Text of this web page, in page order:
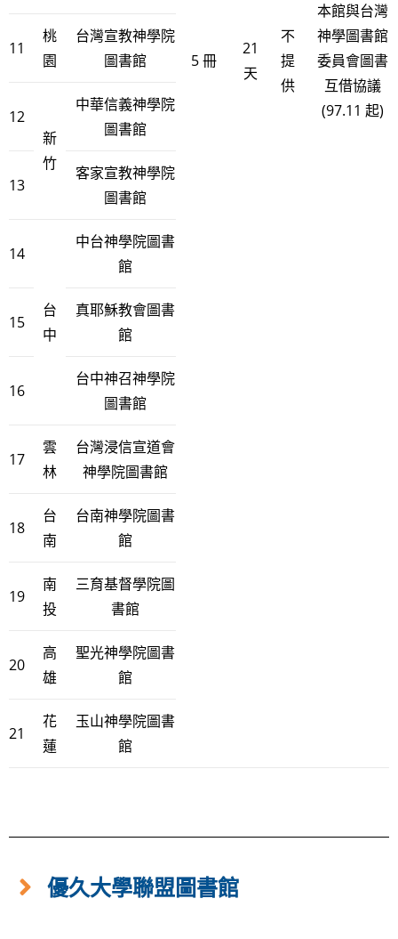
5 冊
21
天
不
提
供
本館與台灣
神學圖書館
委員會圖書
互借協議
(97.11 起)
11
桃
園
台灣宣教神學院
圖書館
12
新
竹
中華信義神學院
圖書館
13
客家宣教神學院
圖書館
14
台
中
中台神學院圖書
館
15
真耶穌教會圖書
館
16
台中神召神學院
圖書館
17
雲
林
台灣浸信宣道會
神學院圖書館
18
台
南
台南神學院圖書
館
19
南
投
三育基督學院圖
書館
20
高
雄
聖光神學院圖書
館
21
花
蓮
玉山神學院圖書
館
優久大學聯盟圖書館